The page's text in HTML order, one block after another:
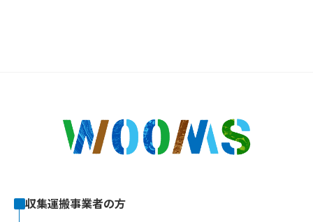
収集運搬事業者の方